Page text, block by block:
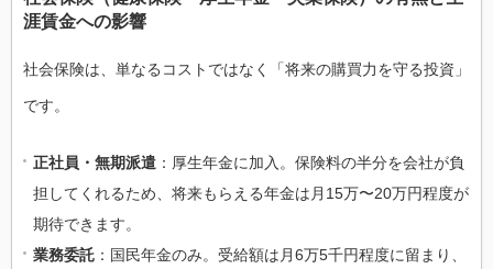
涯賃金への影響
社会保険は、単なるコストではなく「将来の購買力を守る投資」
です。
正社員・無期派遣 ：厚生年金に加入。保険料の半分を会社が負
担してくれるため、将来もらえる年金は月15万〜20万円程度が
期待できます。
業務委託 ：国民年金のみ。受給額は月6万5千円程度に留まり、